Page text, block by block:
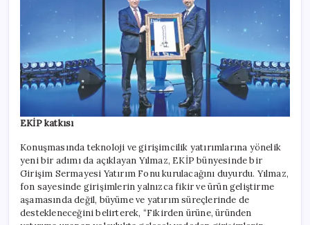
EKİP katkısı
Konuşmasında teknoloji ve girişimcilik yatırımlarına yönelik
yeni bir adımı da açıklayan Yılmaz, EKİP bünyesinde bir
Girişim Sermayesi Yatırım Fonu kurulacağını duyurdu. Yılmaz,
fon sayesinde girişimlerin yalnızca fikir ve ürün geliştirme
aşamasında değil, büyüme ve yatırım süreçlerinde de
destekleneceğini belirterek, “Fikirden ürüne, üründen